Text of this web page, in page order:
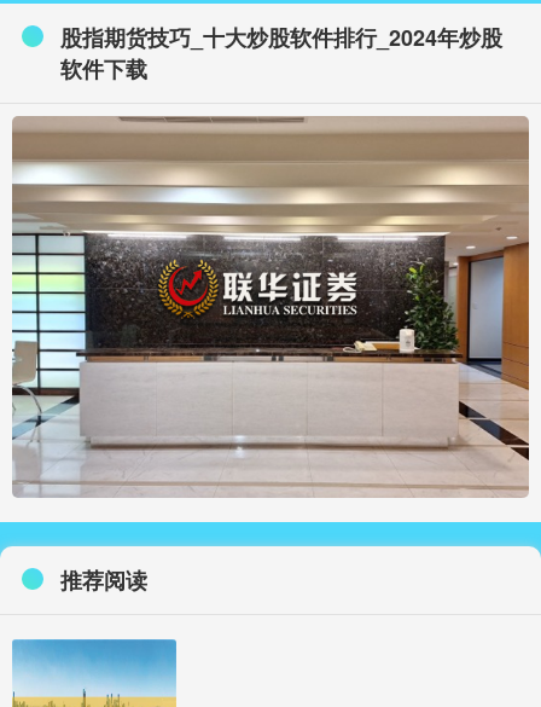
股指期货技巧_十大炒股软件排行_2024年炒股
软件下载
推荐阅读